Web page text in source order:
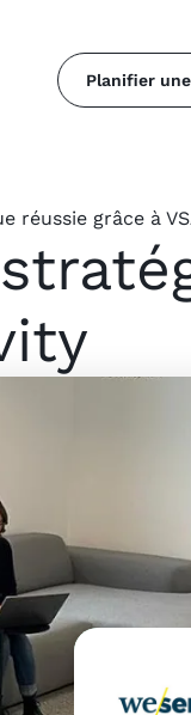
Planifier
réussie grâce à